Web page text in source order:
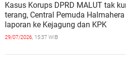
Kasus Korups DPRD MALUT tak
terang, Central Pemuda
laporan ke Kejagung dan KPK
29/07/2026, 15:37 WIB